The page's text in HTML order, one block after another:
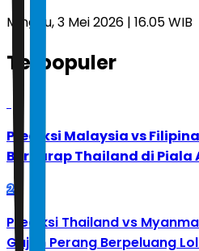
Minggu, 3 Mei 2026 | 16.05 WIB
Terpopuler
Prediksi Malaysia vs
Berharap Thailand di Piala
2
Prediksi Thailand vs
Gajah Perang Berpeluang